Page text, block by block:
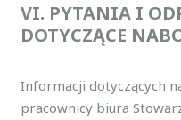
VI. PYTANIA I
DOTYCZĄCE
Informacji dotyczących
pracownicy biura